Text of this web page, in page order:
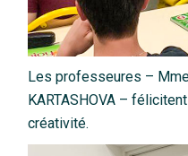
Les professeures –
KARTASHOVA –
créativité.